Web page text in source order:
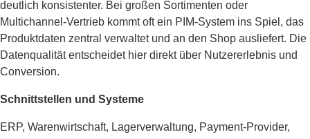
deutlich konsistenter. Bei großen Sortimenten oder
Multichannel-Vertrieb kommt oft ein PIM-System ins Spiel, das
Produktdaten zentral verwaltet und an den Shop ausliefert. Die
Datenqualität entscheidet hier direkt über Nutzererlebnis und
Conversion.
Schnittstellen und Systeme
ERP, Warenwirtschaft, Lagerverwaltung, Payment-Provider,